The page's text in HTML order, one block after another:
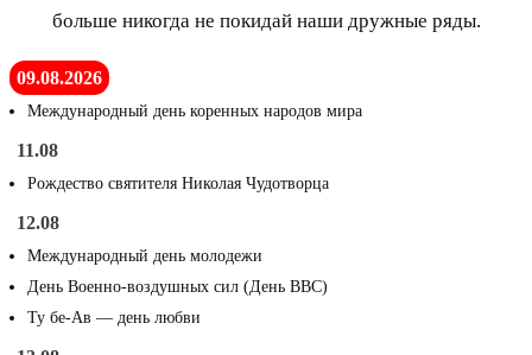
больше никогда не покидай наши дружные ряды.
09.08.2026
Международный день коренных народов мира
11.08
Рождество святителя Николая Чудотворца
12.08
Международный день молодежи
День Военно-воздушных сил (День ВВС)
Ту бе-Ав — день любви